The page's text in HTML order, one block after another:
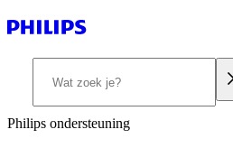
Philips ondersteuning